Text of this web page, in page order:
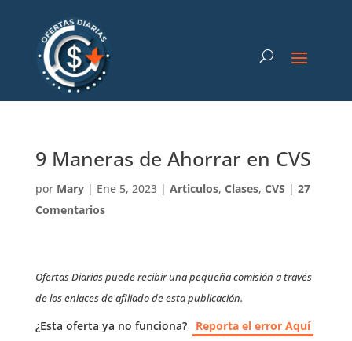
9 Maneras de Ahorrar en CVS
por Mary| Ene 5, 2023| Articulos, Clases, CVS | 27
Comentarios
Ofertas Diarias puede recibir una pequeña comisión a través
de los enlaces de afiliado de esta publicación.
¿Esta oferta ya no funciona? Reporta el error Aquí